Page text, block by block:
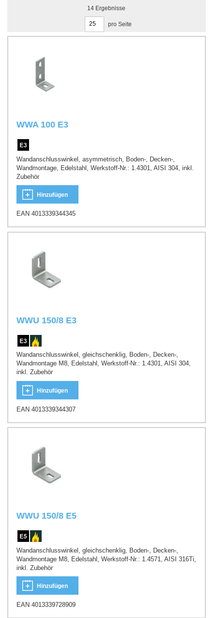
14 Ergebnisse
pro Seite
WWA 100 E3
Wandanschlusswinkel, asymmetrisch, Boden-, Decken-,
Wandmontage, Edelstahl, Werkstoff-Nr.: 1.4301, AISI 304, inkl.
Zubehör
Hinzufügen
EAN 4013339344345
WWU 150/8 E3
Wandanschlusswinkel, gleichschenklig, Boden-, Decken-,
Wandmontage M8, Edelstahl, Werkstoff-Nr.: 1.4301, AISI 304,
inkl. Zubehör
Hinzufügen
EAN 4013339344307
WWU 150/8 E5
Wandanschlusswinkel, gleichschenklig, Boden-, Decken-,
Wandmontage M8, Edelstahl, Werkstoff-Nr.: 1.4571, AISI 316Ti,
inkl. Zubehör
Hinzufügen
EAN 4013339728909